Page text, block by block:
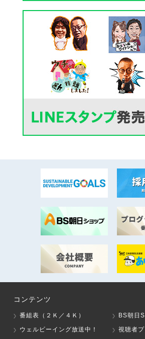
コンテンツ
番組表（２Ｋ／４Ｋ）
BS朝日
ウェルビーイング放送中！
視聴者